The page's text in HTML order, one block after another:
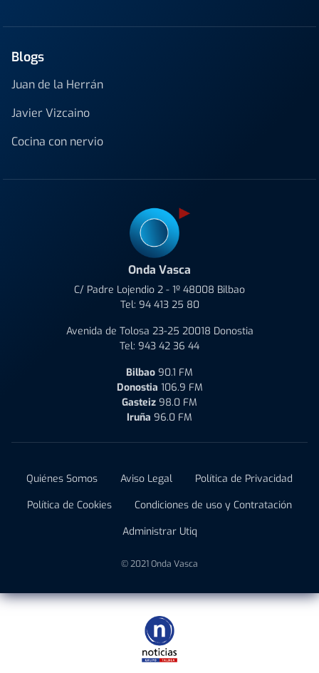
Blogs
Juan de la Herrán
Javier Vizcaino
Cocina con nervio
Onda Vasca
C/ Padre Lojendio 2 - 1º 48008 Bilbao
Tel: 94 413 25 80
Avenida de Tolosa 23-25 20018 Donostia
Tel: 943 42 36 44
Bilbao 90.1 FM
Donostia 106.9 FM
Gasteiz 98.0 FM
Iruña 96.0 FM
Quiénes Somos Aviso Legal
Política de Privacidad
Política de Cookies
Condiciones de uso y Contratación
Administrar Utiq
© 2021 Onda Vasca